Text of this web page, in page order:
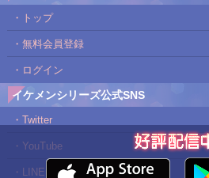
・トップ
・無料会員登録
・ログイン
イケメンシリーズ公式SNS
・Twitter
・YouTube
・LINE@